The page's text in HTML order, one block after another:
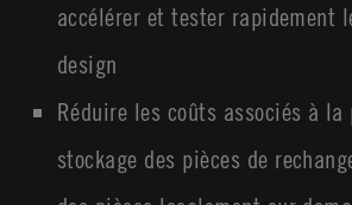
accélérer et tester rapidement
design
Réduire les coûts associés à
stockage des pièces de